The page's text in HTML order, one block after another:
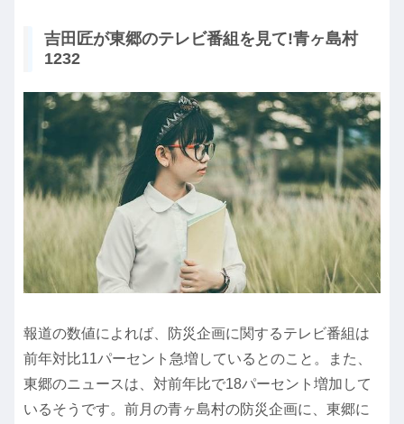
吉田匠が東郷のテレビ番組を見て!青ヶ島村
1232
報道の数値によれば、防災企画に関するテレビ番組は
前年対比11パーセント急増しているとのこと。また、
東郷のニュースは、対前年比で18パーセント増加して
いるそうです。前月の青ヶ島村の防災企画に、東郷に